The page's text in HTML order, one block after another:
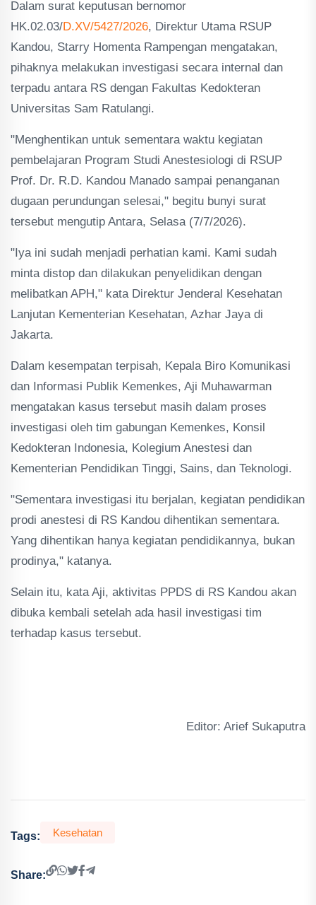
Dalam surat keputusan bernomor
HK.02.03/D.XV/5427/2026, Direktur Utama RSUP
Kandou, Starry Homenta Rampengan mengatakan,
pihaknya melakukan investigasi secara internal dan
terpadu antara RS dengan Fakultas Kedokteran
Universitas Sam Ratulangi.
"Menghentikan untuk sementara waktu kegiatan
pembelajaran Program Studi Anestesiologi di RSUP
Prof. Dr. R.D. Kandou Manado sampai penanganan
dugaan perundungan selesai," begitu bunyi surat
tersebut mengutip Antara, Selasa (7/7/2026).
"Iya ini sudah menjadi perhatian kami. Kami sudah
minta distop dan dilakukan penyelidikan dengan
melibatkan APH," kata Direktur Jenderal Kesehatan
Lanjutan Kementerian Kesehatan, Azhar Jaya di
Jakarta.
Dalam kesempatan terpisah, Kepala Biro Komunikasi
dan Informasi Publik Kemenkes, Aji Muhawarman
mengatakan kasus tersebut masih dalam proses
investigasi oleh tim gabungan Kemenkes, Konsil
Kedokteran Indonesia, Kolegium Anestesi dan
Kementerian Pendidikan Tinggi, Sains, dan Teknologi.
"Sementara investigasi itu berjalan, kegiatan pendidikan
prodi anestesi di RS Kandou dihentikan sementara.
Yang dihentikan hanya kegiatan pendidikannya, bukan
prodinya," katanya.
Selain itu, kata Aji, aktivitas PPDS di RS Kandou akan
dibuka kembali setelah ada hasil investigasi tim
terhadap kasus tersebut.
Editor: Arief Sukaputra
Tags: Kesehatan
Share: